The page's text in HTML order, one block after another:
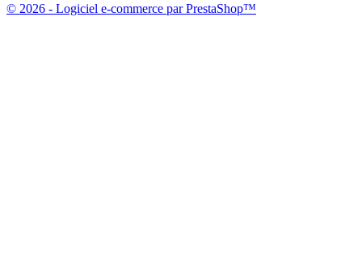
© 2026 - Logiciel e-commerce par PrestaShop™